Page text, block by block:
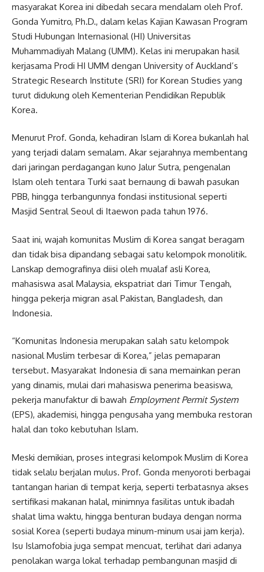
masyarakat Korea ini dibedah secara mendalam oleh Prof.
Gonda Yumitro, Ph.D., dalam kelas Kajian Kawasan Program
Studi Hubungan Internasional (HI) Universitas
Muhammadiyah Malang (UMM). Kelas ini merupakan hasil
kerjasama Prodi HI UMM dengan University of Auckland’s
Strategic Research Institute (SRI) for Korean Studies yang
turut didukung oleh Kementerian Pendidikan Republik
Korea.
Menurut Prof. Gonda, kehadiran Islam di Korea bukanlah hal
yang terjadi dalam semalam. Akar sejarahnya membentang
dari jaringan perdagangan kuno Jalur Sutra, pengenalan
Islam oleh tentara Turki saat bernaung di bawah pasukan
PBB, hingga terbangunnya fondasi institusional seperti
Masjid Sentral Seoul di Itaewon pada tahun 1976.
Saat ini, wajah komunitas Muslim di Korea sangat beragam
dan tidak bisa dipandang sebagai satu kelompok monolitik.
Lanskap demografinya diisi oleh mualaf asli Korea,
mahasiswa asal Malaysia, ekspatriat dari Timur Tengah,
hingga pekerja migran asal Pakistan, Bangladesh, dan
Indonesia.
“Komunitas Indonesia merupakan salah satu kelompok
nasional Muslim terbesar di Korea,” jelas pemaparan
tersebut. Masyarakat Indonesia di sana memainkan peran
yang dinamis, mulai dari mahasiswa penerima beasiswa,
pekerja manufaktur di bawah Employment Permit System
(EPS), akademisi, hingga pengusaha yang membuka restoran
halal dan toko kebutuhan Islam.
Meski demikian, proses integrasi kelompok Muslim di Korea
tidak selalu berjalan mulus. Prof. Gonda menyoroti berbagai
tantangan harian di tempat kerja, seperti terbatasnya akses
sertifikasi makanan halal, minimnya fasilitas untuk ibadah
shalat lima waktu, hingga benturan budaya dengan norma
sosial Korea (seperti budaya minum-minum usai jam kerja).
Isu Islamofobia juga sempat mencuat, terlihat dari adanya
penolakan warga lokal terhadap pembangunan masjid di